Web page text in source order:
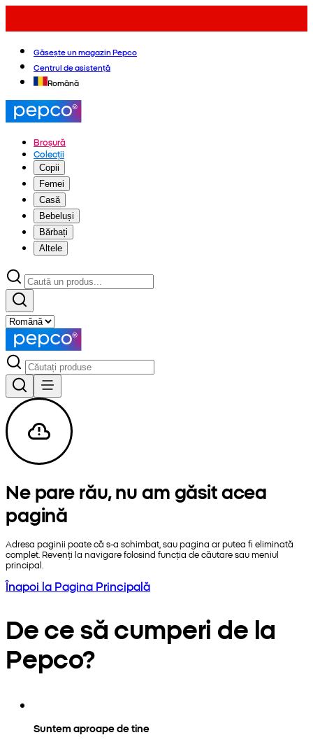
Găsește un magazin Pepco
Centrul de asistență
Română
Broșură
Colecții
Copii
Femei
Casă
Bebeluși
Bărbați
Altele
Ne pare rău, nu am găsit acea
pagină
Adresa paginii poate că s-a schimbat, sau pagina ar putea fi eliminată
complet. Revenți la navigare folosind funcția de căutare sau meniul
principal.
Înapoi la Pagina Principală
De ce să cumperi de la
Pepco?
Suntem aproape de tine